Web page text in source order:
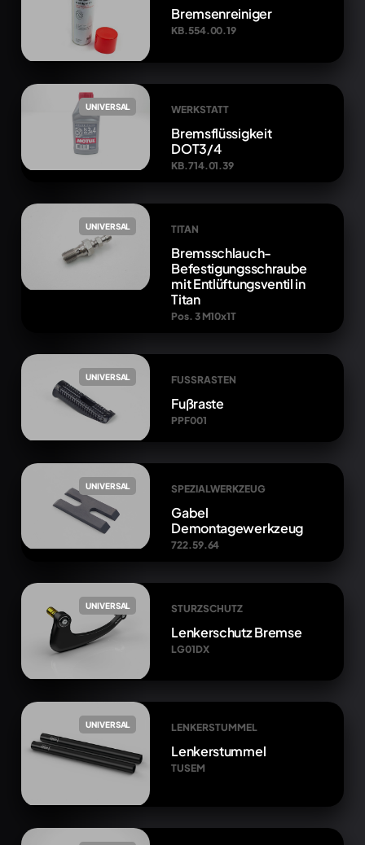
Bremsenreiniger
KB.554.00.19
UNIVERSAL WERKSTATT
Bremsflüssigkeit
DOT3/4
KB.714.01.39
UNIVERSAL TITAN
Bremsschlauch-
Befestigungsschraube
mit Entlüftungsventil in
Titan
Pos. 3 M10x1T
UNIVERSAL FUSSRASTEN
Fußraste
PPF001
UNIVERSAL SPEZIALWERKZEUG
Gabel
Demontagewerkzeug
722.59.64
UNIVERSAL STURZSCHUTZ
Lenkerschutz Bremse
LG01DX
UNIVERSAL LENKERSTUMMEL
Lenkerstummel
TUSEM